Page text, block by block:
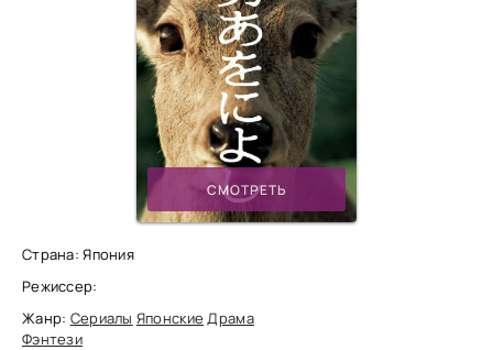
СМОТРЕТЬ
Страна: Япония
Режиссер:
Жанр: Сериалы Японские Драма
Фэнтези